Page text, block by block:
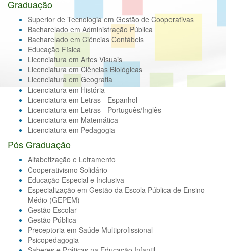
Graduação
Superior de Tecnologia em Gestão de Cooperativas
Bacharelado em Administração Pública
Bacharelado em Ciências Contábeis
Educação Física
Licenciatura em Artes Visuais
Licenciatura em Ciências Biológicas
Licenciatura em Geografia
Licenciatura em História
Licenciatura em Letras - Espanhol
Licenciatura em Letras - Português/Inglês
Licenciatura em Matemática
Licenciatura em Pedagogia
Pós Graduação
Alfabetização e Letramento
Cooperativismo Solidário
Educação Especial e Inclusiva
Especialização em Gestão da Escola Pública de Ensino
Médio (GEPEM)
Gestão Escolar
Gestão Pública
Preceptoria em Saúde Multiprofissional
Psicopedagogia